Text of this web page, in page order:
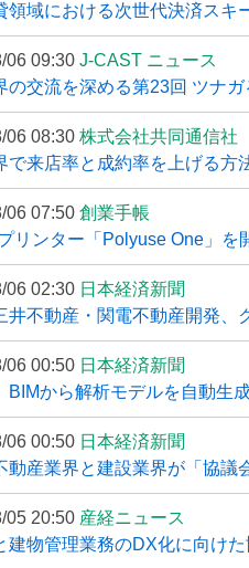
領域における次世代決済スキ
06 09:30 J-CAST ニュース
の交流を深める第23回 ツナ
06 08:30 株式会社共同通信社
で来店率と成約率を上げる方
06 07:50 創業手帳
リンター「Polyuse One」を
06 02:30 日本経済新聞
井不動産・関電不動産開発、
06 00:50 日本経済新聞
BIMから解析モデルを自動生
06 00:50 日本経済新聞
動産業界と建設業界が「協議
05 20:50 産経ニュース
建物管理業務のDX化に向け